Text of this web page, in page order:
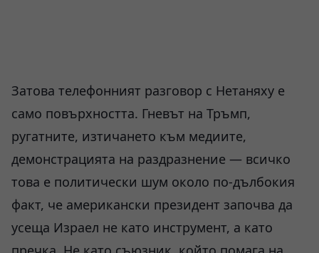
Затова телефонният разговор с Нетаняху е
само повърхността. Гневът на Тръмп,
ругатните, изтичането към медиите,
демонстрацията на раздразнение — всичко
това е политически шум около по-дълбокия
факт, че американски президент започва да
усеща Израел не като инструмент, а като